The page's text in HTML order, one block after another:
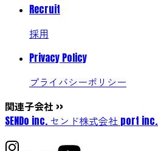
Recruit
採用
Privacy Policy
プライバシーポリシー
関連子会社 >>
SENDo inc. センド株式会社 port inc.